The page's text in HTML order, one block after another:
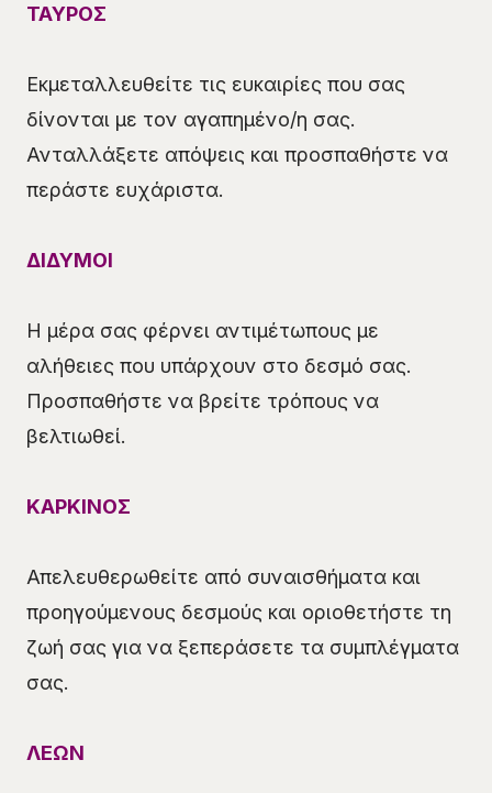
ΤΑΥΡΟΣ
Εκμεταλλευθείτε τις ευκαιρίες που σας
δίνονται με τον αγαπημένο/η σας.
Ανταλλάξετε απόψεις και προσπαθήστε να
περάστε ευχάριστα.
ΔΙΔΥΜΟΙ
Η μέρα σας φέρνει αντιμέτωπους με
αλήθειες που υπάρχουν στο δεσμό σας.
Προσπαθήστε να βρείτε τρόπους να
βελτιωθεί.
ΚΑΡΚΙΝΟΣ
Απελευθερωθείτε από συναισθήματα και
προηγούμενους δεσμούς και οριοθετήστε τη
ζωή σας για να ξεπεράσετε τα συμπλέγματα
σας.
ΛΕΩΝ